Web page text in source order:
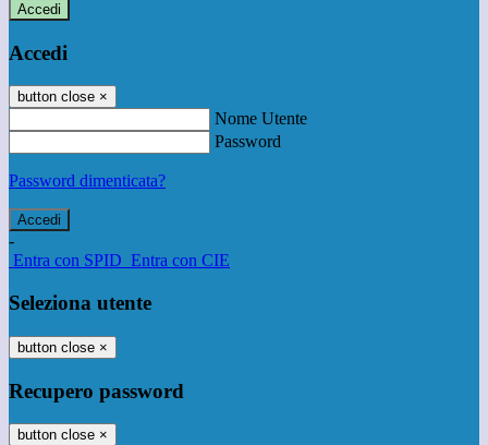
Accedi
Accedi
button close ×
Nome Utente
Password
Password dimenticata?
-
Entra con SPID Entra con CIE
Seleziona utente
button close ×
Recupero password
button close ×